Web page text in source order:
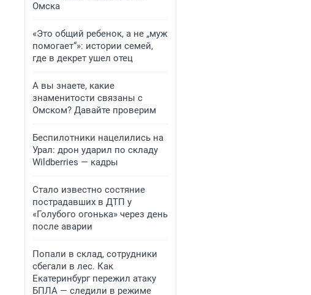
Омска
«Это общий ребенок, а не „муж
помогает“»: истории семей,
где в декрет ушел отец
А вы знаете, какие
знаменитости связаны с
Омском? Давайте проверим
Беспилотники нацелились на
Урал: дрон ударил по складу
Wildberries — кадры
Стало известно состяние
пострадавших в ДТП у
«Голубого огонька» через день
после аварии
Попали в склад, сотрудники
сбегали в лес. Как
Екатеринбург пережил атаку
БПЛА — следили в режиме